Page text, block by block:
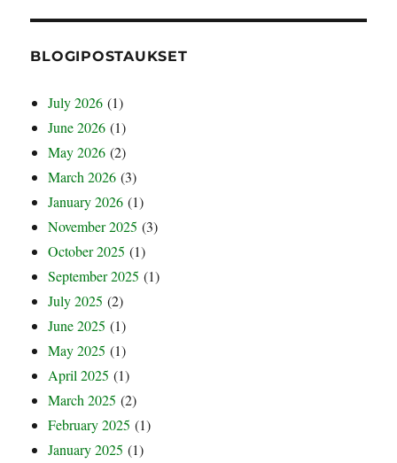
BLOGIPOSTAUKSET
July 2026 (1)
June 2026 (1)
May 2026 (2)
March 2026 (3)
January 2026 (1)
November 2025 (3)
October 2025 (1)
September 2025 (1)
July 2025 (2)
June 2025 (1)
May 2025 (1)
April 2025 (1)
March 2025 (2)
February 2025 (1)
January 2025 (1)